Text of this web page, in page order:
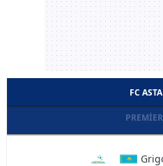
FC